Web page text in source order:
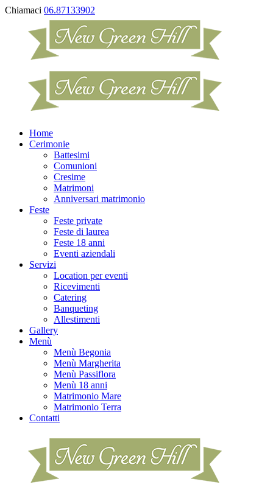
Chiamaci 06.87133902
Home
Cerimonie
Battesimi
Comunioni
Cresime
Matrimoni
Anniversari matrimonio
Feste
Feste private
Feste di laurea
Feste 18 anni
Eventi aziendali
Servizi
Location per eventi
Ricevimenti
Catering
Banqueting
Allestimenti
Gallery
Menù
Menù Begonia
Menù Margherita
Menù Passiflora
Menù 18 anni
Matrimonio Mare
Matrimonio Terra
Contatti